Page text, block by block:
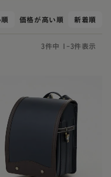
価格が高い順 新着順
3件中 1 - 3件表示